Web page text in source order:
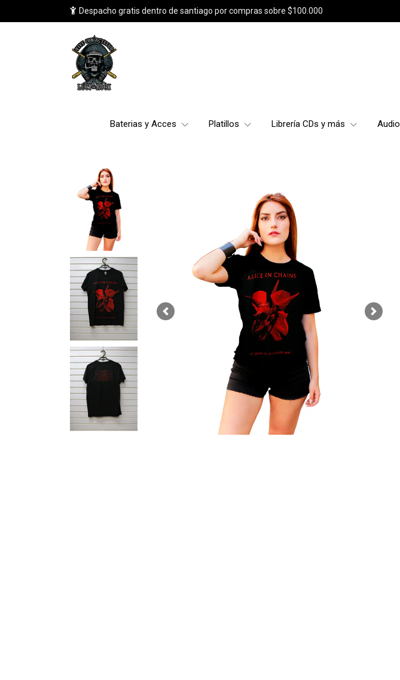
Despacho gratis dentro de santiago por compras sobre $100.000
Baterias y Acces Platillos Librería CDs y más Audio
Previous Next